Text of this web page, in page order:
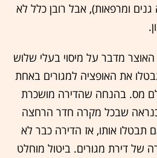
ומרפאות), אבל רובן כלל לא
מדבר על מיסוי בעלי שלוש
את האופציה למגורים באחת
מס. בהנחה שהדירה מושכרת
שבכל מקרה חדר הרחצה
תבטלו אותו, אז הדירה כבר לא
של דירת מגורים. ביטול מוחלט